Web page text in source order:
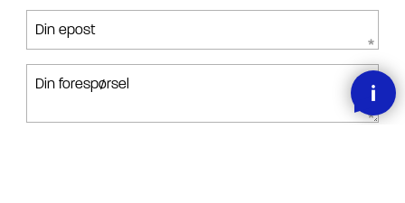
Din epost
Din forespørsel